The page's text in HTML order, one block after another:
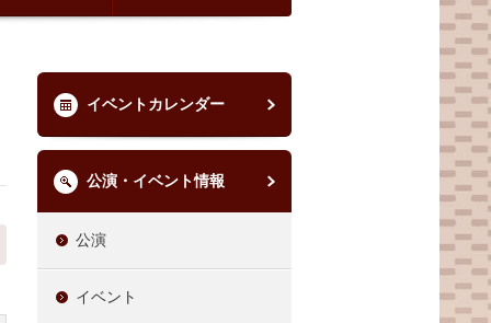
イベントカレンダー
公演・イベント情報
公演
イベント